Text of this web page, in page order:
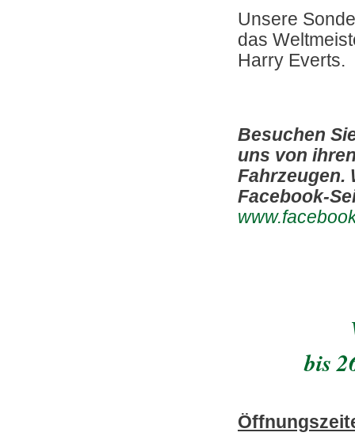
Unsere
das
Harry Everts.
Besuchen
uns von
Fahrzeugen.
Facebook-
bis